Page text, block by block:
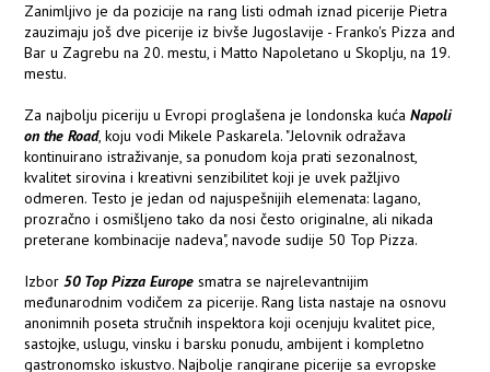
Zanimljivo je da pozicije na rang listi odmah iznad picerije Pietra
zauzimaju još dve picerije iz bivše Jugoslavije - Franko's Pizza and
Bar u Zagrebu na 20. mestu, i Matto Napoletano u Skoplju, na 19.
mestu.
Za najbolju piceriju u Evropi proglašena je londonska kućaNapoli
on the Road, koju vodi Mikele Paskarela. "Jelovnik odražava
kontinuirano istraživanje, sa ponudom koja prati sezonalnost,
kvalitet sirovina i kreativni senzibilitet koji je uvek pažljivo
odmeren. Testo je jedan od najuspešnijih elemenata: lagano,
prozračno i osmišljeno tako da nosi često originalne, ali nikada
preterane kombinacije nadeva", navode sudije 50 Top Pizza.
Izbor50 Top Pizza Europe smatra se najrelevantnijim
međunarodnim vodičem za picerije. Rang lista nastaje na osnovu
anonimnih poseta stručnih inspektora koji ocenjuju kvalitet pice,
sastojke, uslugu, vinsku i barsku ponudu, ambijent i kompletno
gastronomsko iskustvo. Najbolje rangirane picerije sa evropske